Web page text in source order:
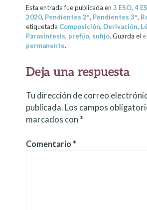
Esta entrada fue publicada en3 ESO,4
2020, Pendientes 2º, Pendientes 3º,
etiquetada Composición, Derivación,
Parasíntesis, prefijo, sufijo. Guarda el
permanente.
Deja una respuesta
Tu dirección de correo
publicada. Los campos
marcados con *
Comentario *